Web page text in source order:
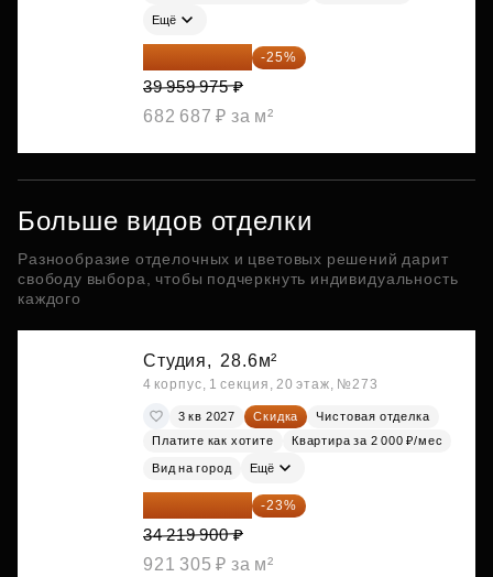
Ещё
29 969 981 ₽ -25%
39 959 975 ₽
682 687 ₽ за м²
Больше видов отделки
Разнообразие отделочных и цветовых решений дарит
свободу выбора, чтобы подчеркнуть индивидуальность
каждого
Студия, 28.6м²
4 корпус, 1 секция, 20 этаж, №273
3 кв 2027 Скидка
Чистовая отделка
Платите как хотите
Квартира за 2 000 ₽/мес
Вид на город Ещё
26 349 323 ₽ -23%
34 219 900 ₽
921 305 ₽ за м²